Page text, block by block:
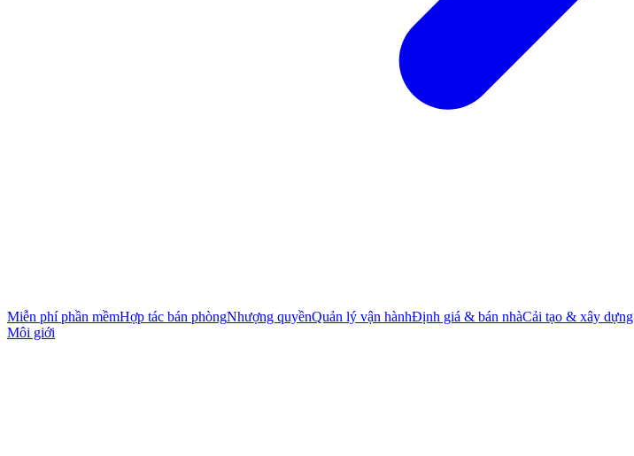
Miễn phí phần mềmHợp tác bán phòngNhượng quyềnQuản lý vận hànhĐịnh giá & bán nhàCải tạo & xây dựng
Môi giới